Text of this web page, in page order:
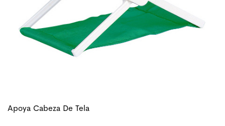
Apoya Cabeza De Tela